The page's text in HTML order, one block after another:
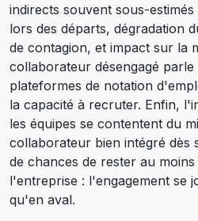
indirects souvent sous-
lors des départs, dégradation
de contagion, et impact sur la
collaborateur désengagé
plateformes de notation
la capacité à recruter. Enfin,
les équipes se contentent du
collaborateur bien intégré dès
de chances de rester au
l'entreprise : l'engagement se
qu'en aval.